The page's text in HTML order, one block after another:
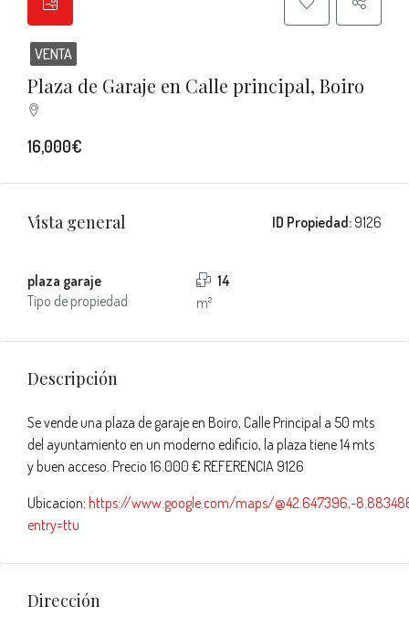
VENTA
Plaza de Garaje en Calle principal, Boiro
16,000€
Vista general ID Propiedad: 9126
plaza garaje
Tipo de propiedad
14
m²
Descripción
Se vende una plaza de garaje en Boiro, Calle Principal a 50 mts
del ayuntamiento en un moderno edificio, la plaza tiene 14 mts
y buen acceso. Precio 16.000 € REFERENCIA 9126
Ubicacion: https://www.google.com/maps/@42.647396,-
entry=ttu
Dirección